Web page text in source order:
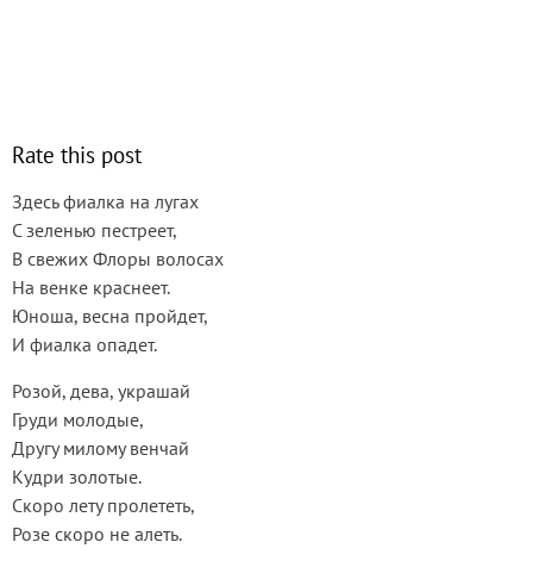
Rate this post
Здесь фиалка на лугах
С зеленью пестреет,
В свежих Флоры волосах
На венке краснеет.
Юноша, весна пройдет,
И фиалка опадет.
Розой, дева, украшай
Груди молодые,
Другу милому венчай
Кудри золотые.
Скоро лету пролететь,
Розе скоро не алеть.